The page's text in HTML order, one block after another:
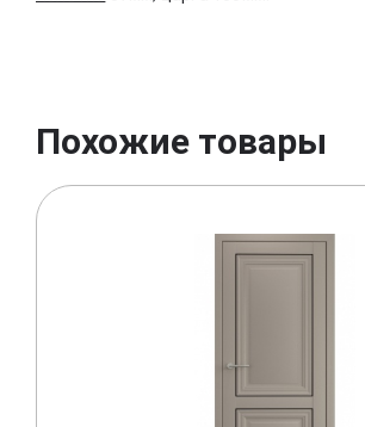
Похожие товары